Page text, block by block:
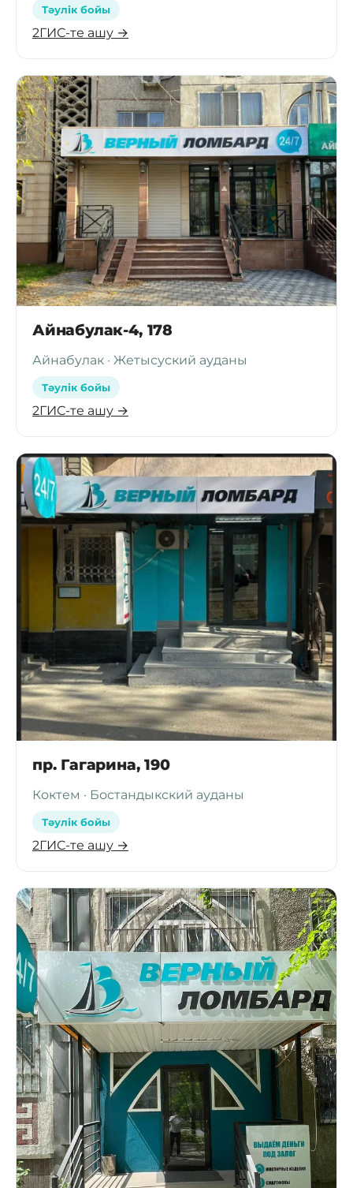
Тәулік бойы
2ГИС-те ашу →
Айнабулак-4, 178
Айнабулак · Жетысуский ауданы
Тәулік бойы
2ГИС-те ашу →
пр. Гагарина, 190
Коктем · Бостандыкский ауданы
Тәулік бойы
2ГИС-те ашу →